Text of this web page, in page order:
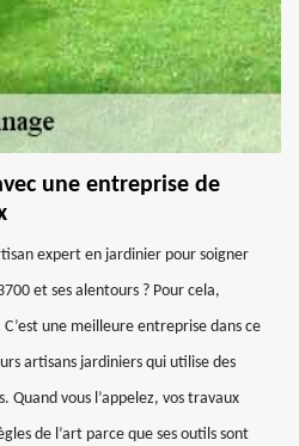
une entreprise de
expert en jardinier pour soigner
et ses alentours ? Pour cela,
une meilleure entreprise dans ce
artisans jardiniers qui utilise des
Quand vous l’appelez, vos travaux
de l’art parce que ses outils sont